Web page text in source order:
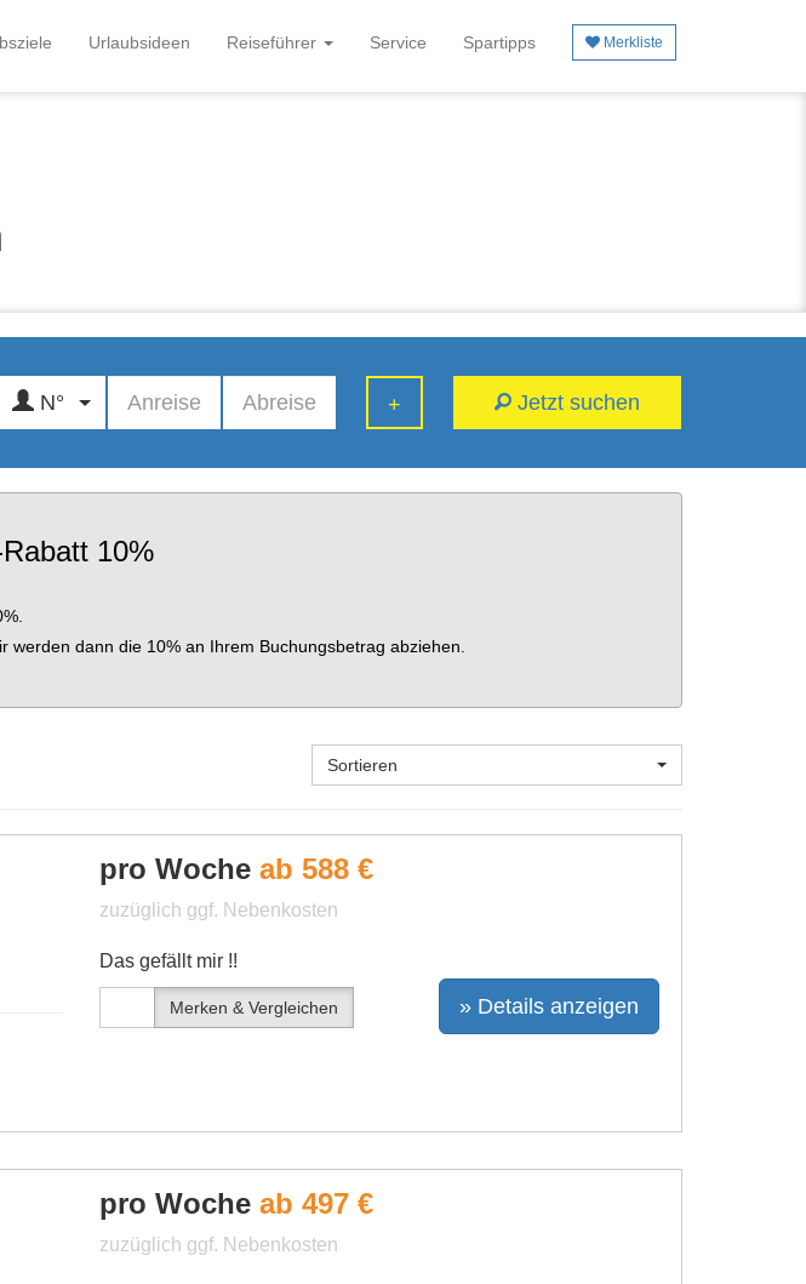
Urlaubsideen Reiseführer Service Spartipps Merkliste
N° + Jetzt suchen
10%
dann die 10% an Ihrem Buchungsbetrag abziehen.
Sortieren
pro Woche ab 588 €
zuzüglich ggf. Nebenkosten
Das gefällt mir !!
Merken & Vergleichen » Details anzeigen
pro Woche ab 497 €
zuzüglich ggf. Nebenkosten